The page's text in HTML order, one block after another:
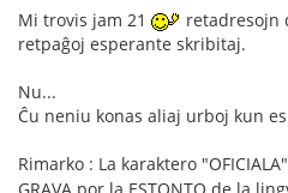
Mi trovis jam 21
retadresojn
retpaĝoj esperante skribitaj.
Nu...
Ĉu neniu konas aliaj urboj kun
Rimarko : La karaktero "OFICIALA"